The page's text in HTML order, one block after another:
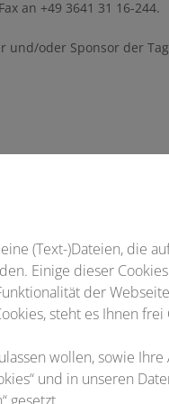
an +49 3641 31 16-244.
oder Sponsor der
2026 |
(Text-)Dateien, die
Einige dieser
der
steht es Ihnen frei
wollen, sowie
und in unseren
gesetzt.